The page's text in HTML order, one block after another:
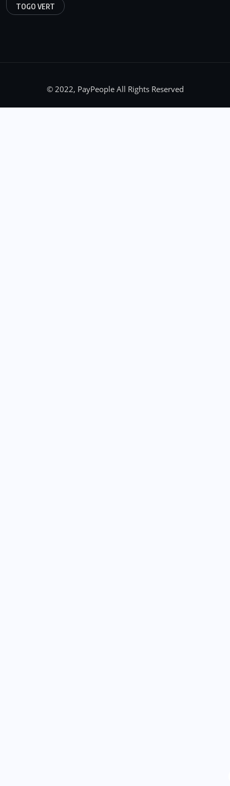
TOGO VERT
© 2022, PayPeople All Rights Reserved